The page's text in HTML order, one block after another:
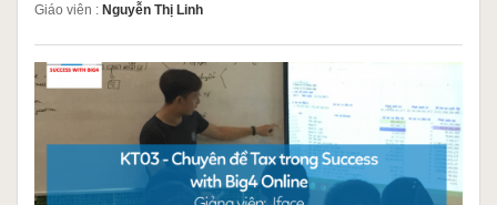
Giáo viên : Nguyễn Thị Linh